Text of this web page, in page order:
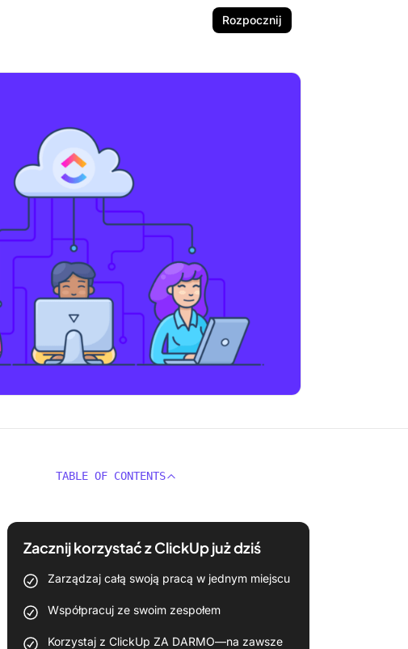
Rozpocznij
TABLE OF CONTENTS
Zacznij korzystać z ClickUp już dziś
Zarządzaj całą swoją pracą w jednym miejscu
Współpracuj ze swoim zespołem
Korzystaj z ClickUp ZA DARMO—na zawsze